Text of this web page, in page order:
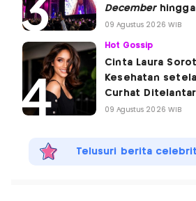
Decemberhingga
09 Agustus 2026 WIB
Hot Gossip
Cinta Laura
Kesehatan
Curhat
09 Agustus 2026 WIB
Telusuri berita